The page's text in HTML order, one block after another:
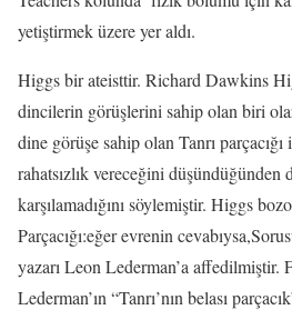
yetiştirmek üzere yer aldı.
Higgs bir ateisttir. Richard Dawkins
dincilerin görüşlerini sahip olan biri
dine görüşe sahip olan Tanrı
rahatsızlık vereceğini düşündüğünden
karşılamadığını söylemiştir. Higgs
Parçacığı:eğer evrenin
yazarı Leon Lederman’a affedilmiştir.
Lederman’ın “Tanrı’nın belası